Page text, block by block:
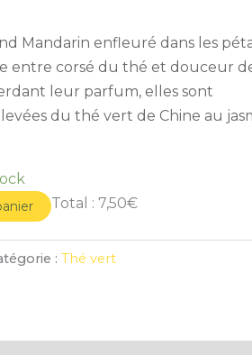
Mandarin enfleuré dans les
entre corsé du thé et douceur
leur parfum, elles sont
du thé vert de Chine au
Total : 7,50€
: Thé vert